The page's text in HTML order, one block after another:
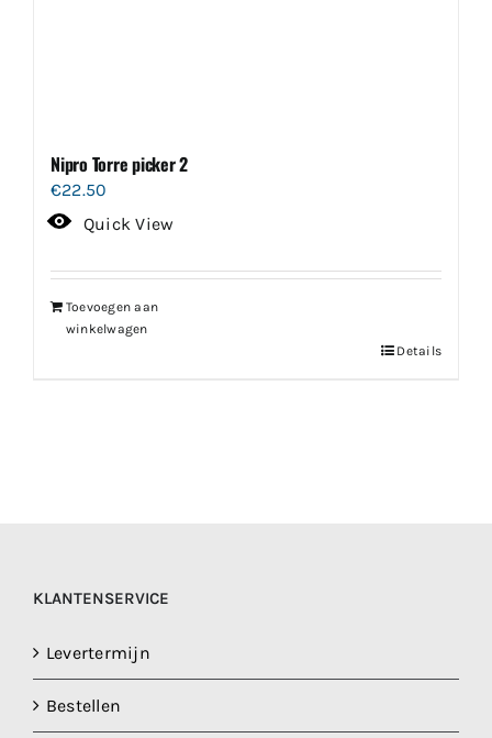
Nipro Torre picker 2
€22.50
Quick View
Toevoegen aan
winkelwagen
Details
KLANTENSERVICE
Levertermijn
Bestellen